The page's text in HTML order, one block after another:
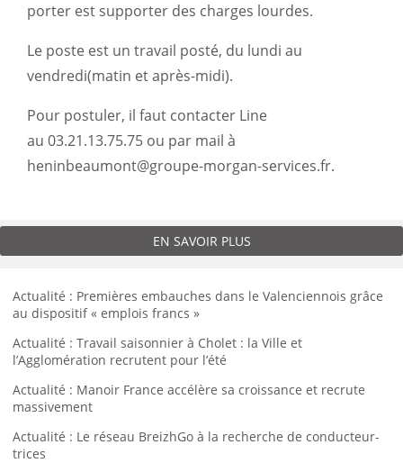
porter est supporter des charges lourdes.
Le poste est un travail posté, du lundi au
vendredi(matin et après-midi).
Pour postuler, il faut contacter Line
au 03.21.13.75.75 ou par mail à
heninbeaumont@groupe-morgan-services.fr.
EN SAVOIR PLUS
Actualité : Premières embauches dans le Valenciennois grâce
au dispositif « emplois francs »
Actualité : Travail saisonnier à Cholet : la Ville et
l’Agglomération recrutent pour l’été
Actualité : Manoir France accélère sa croissance et recrute
massivement
Actualité : Le réseau BreizhGo à la recherche de conducteur-
trices